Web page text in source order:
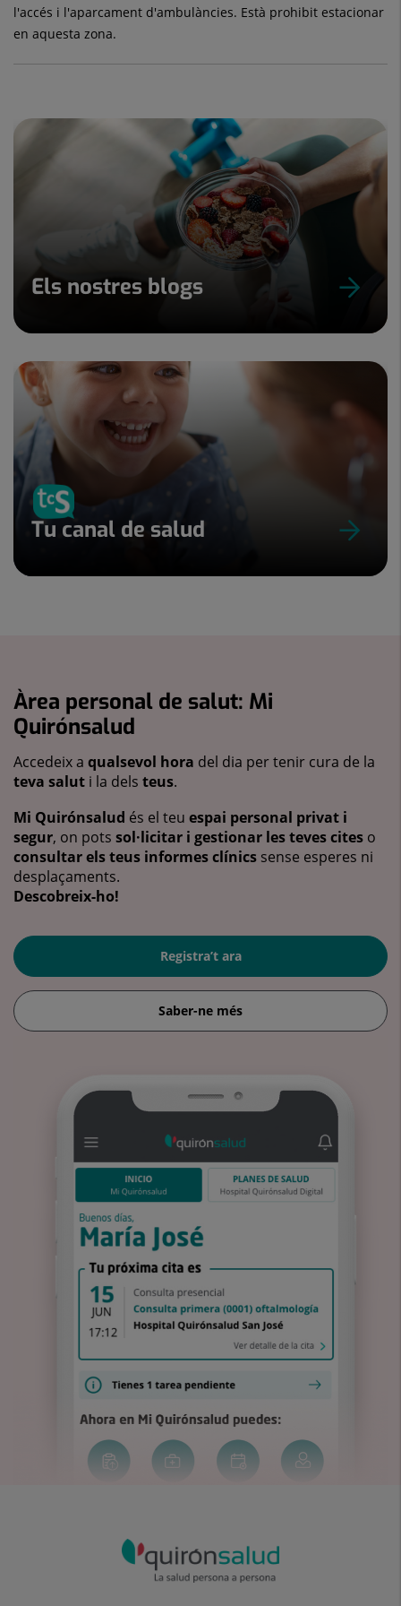
l'accés i l'aparcament d'ambulàncies. Està prohibit estacionar
en aquesta zona.
Els nostres blogs
Tu canal de salud
Àrea personal de salut: Mi
Quirónsalud
Accedeix a qualsevol hora del dia per tenir cura de la
teva salut i la dels teus.
Mi Quirónsalud és el teu espai personal privat i
segur, on pots sol·licitar i gestionar les teves cites o
consultar els teus informes clínics sense esperes ni
desplaçaments.
Descobreix-ho!
Registra’t ara
Saber-ne més